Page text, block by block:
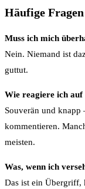
Häufige
Muss ich mich
Nein. Niemand ist
guttut.
Wie reagiere ich auf
Souverän und knapp
kommentieren.
meisten.
Was, wenn ich
Das ist ein Übergriff,